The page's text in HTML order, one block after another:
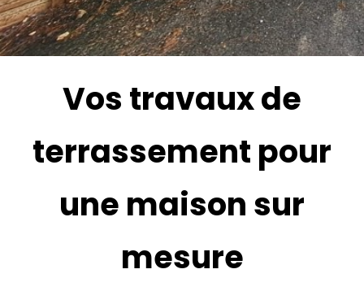
Vos travaux de
terrassement pour
une maison sur
mesure